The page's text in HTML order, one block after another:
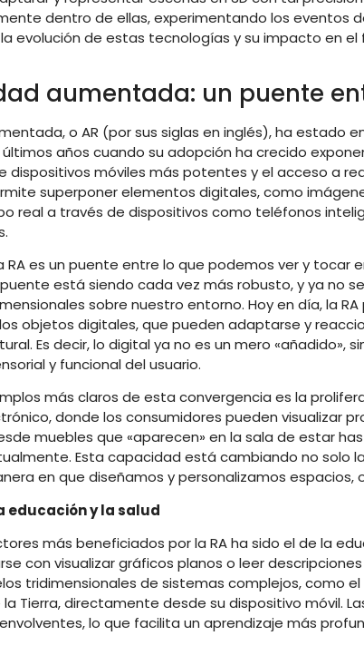
dentro de ellas, experimentando los eventos
evolución de estas tecnologías y su impacto en el
aumentada: un puente
o AR (por sus siglas en inglés), ha estado
años cuando su adopción ha crecido
dispositivos móviles más potentes y el acceso a
superponer elementos digitales, como
real a través de dispositivos como teléfonos
RA es un puente entre lo que podemos ver y tocar
está siendo cada vez más robusto, y ya no
sobre nuestro entorno. Hoy en día, la
objetos digitales, que pueden adaptarse y
Es decir, lo digital ya no es un mero «añadido»,
y funcional del usuario.
más claros de esta convergencia es la
donde los consumidores pueden visualizar
muebles que «aparecen» en la sala de estar
Esta capacidad está cambiando no solo
en que diseñamos y personalizamos espacios,
educación y la salud
más beneficiados por la RA ha sido el de la
con visualizar gráficos planos o leer
tridimensionales de sistemas complejos, como
Tierra, directamente desde su dispositivo móvil.
lo que facilita un aprendizaje más